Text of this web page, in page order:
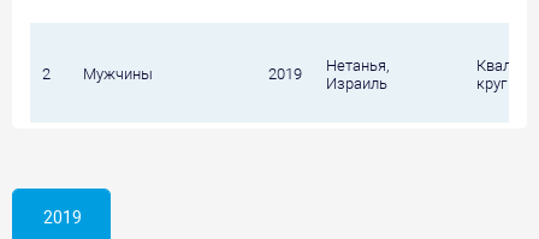
2 Мужчины 2019
Нетанья,
Израиль
круг
2019